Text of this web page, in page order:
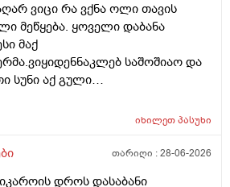
ვიცი რა ვქნა ოლი თავის
მეწყება. ყოველი დაბანა
მაქ
საშოშიაო და
სუნი აქ გული
მაგრამ ყველაფერზე
მირჩიეთ დამპუნი რა რომ
იხილეთპასუხი
თარიღი :28-06-2026
დროს დასაბანი